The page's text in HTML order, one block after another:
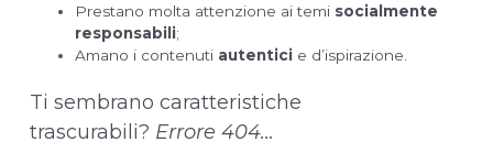
Prestano molta attenzione ai temi socialmente
responsabili;
Amano i contenuti autentici e d’ispirazione.
Ti sembrano caratteristiche
trascurabili? Errore 404…